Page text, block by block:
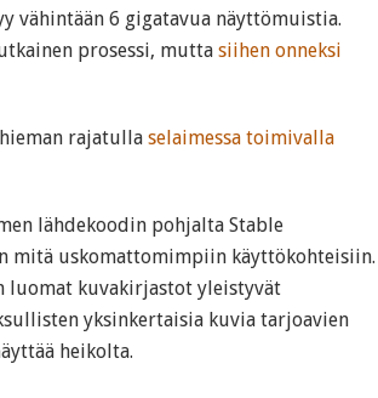
vähintään 6 gigatavua näyttömuistia.
prosessi, mutta siihen onneksi
rajatulla selaimessa toimivalla
lähdekoodin pohjalta Stable
mitä uskomattomimpiin käyttökohteisiin.
luomat kuvakirjastot yleistyvät
yksinkertaisia kuvia tarjoavien
heikolta.